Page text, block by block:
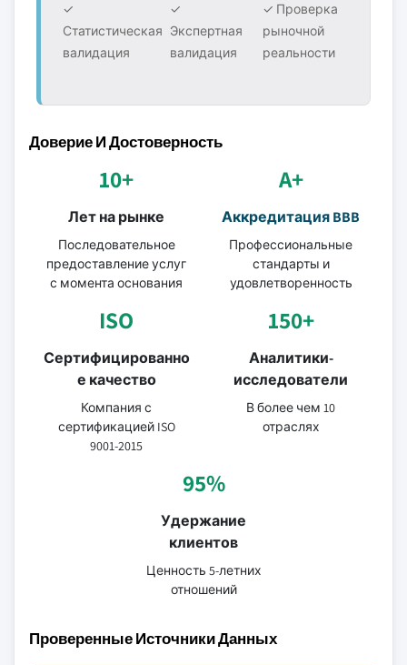
✓
Статистическая
валидация
✓
Экспертная
валидация
✓ Проверка
рыночной
реальности
Доверие И Достоверность
10+
Лет на рынке
Последовательное
предоставление услуг
с момента основания
A+
Аккредитация BBB
Профессиональные
стандарты и
удовлетворенность
ISO
Сертифицированно
е качество
Компания с
сертификацией ISO
9001-2015
150+
Аналитики-
исследователи
В более чем 10
отраслях
95%
Удержание
клиентов
Ценность 5-летних
отношений
Проверенные Источники Данных